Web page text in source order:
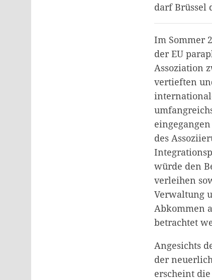
darf Brüssel
Im Sommer
der EU
Assoziation
vertieften
des
würde den
verleihen
Verwaltung
Abkommen
betrachtet
Angesichts
der
erscheint